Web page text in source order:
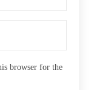
browser for the